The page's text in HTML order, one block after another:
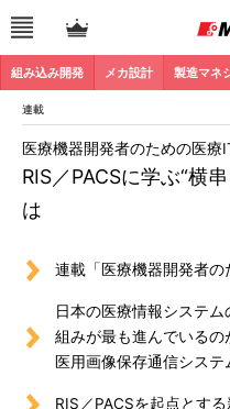
組み込み開発 メカ設計 製造マネ
連載
RIS／PACSに学ぶ“横
は
医療機器開発者のための医療
連載「医療機器開発者
日本の医療情報システ
組みが最も進んでいる
医用画像保存通信システ
RIS／PACSを起点とす